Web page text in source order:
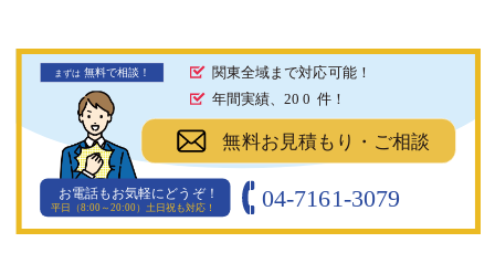
無料お見積もり・ご相談
まずは 無料で相談！
関東全域まで対応可能！
年間実績、20 0 件！
04-7161-3079
お電話もお気軽にどうぞ！
平日（8:00～20:00）土日祝も対応！